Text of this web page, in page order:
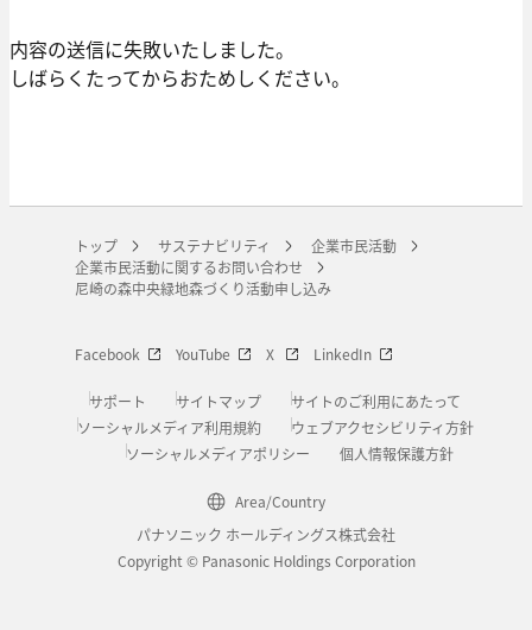
内容の送信に失敗いたしました。
しばらくたってからおためしください。
トップ サステナビリティ
企業市民活動
企業市民活動に関するお問い合わせ
尼崎の森中央緑地森づくり活動申し込み
Facebook YouTube X LinkedIn
サポート サイトマップ
サイトのご利用にあたって
ソーシャルメディア利用規約
ウェブアクセシビリティ方針
ソーシャルメディアポリシー
個人情報保護方針
Area/Country
パナソニック ホールディングス株式会社
Copyright © Panasonic Holdings Corporation